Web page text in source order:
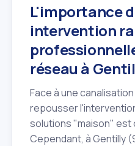
L'importance
intervention
réseau à
Face à une
repousser
solutions "maison" est
Cependant, à Gentilly